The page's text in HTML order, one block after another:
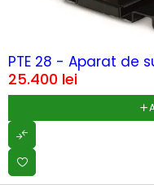
PTE 28 - Aparat de
25.400 lei